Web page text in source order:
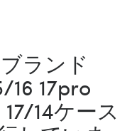
ランド
16 17pro
14ケース